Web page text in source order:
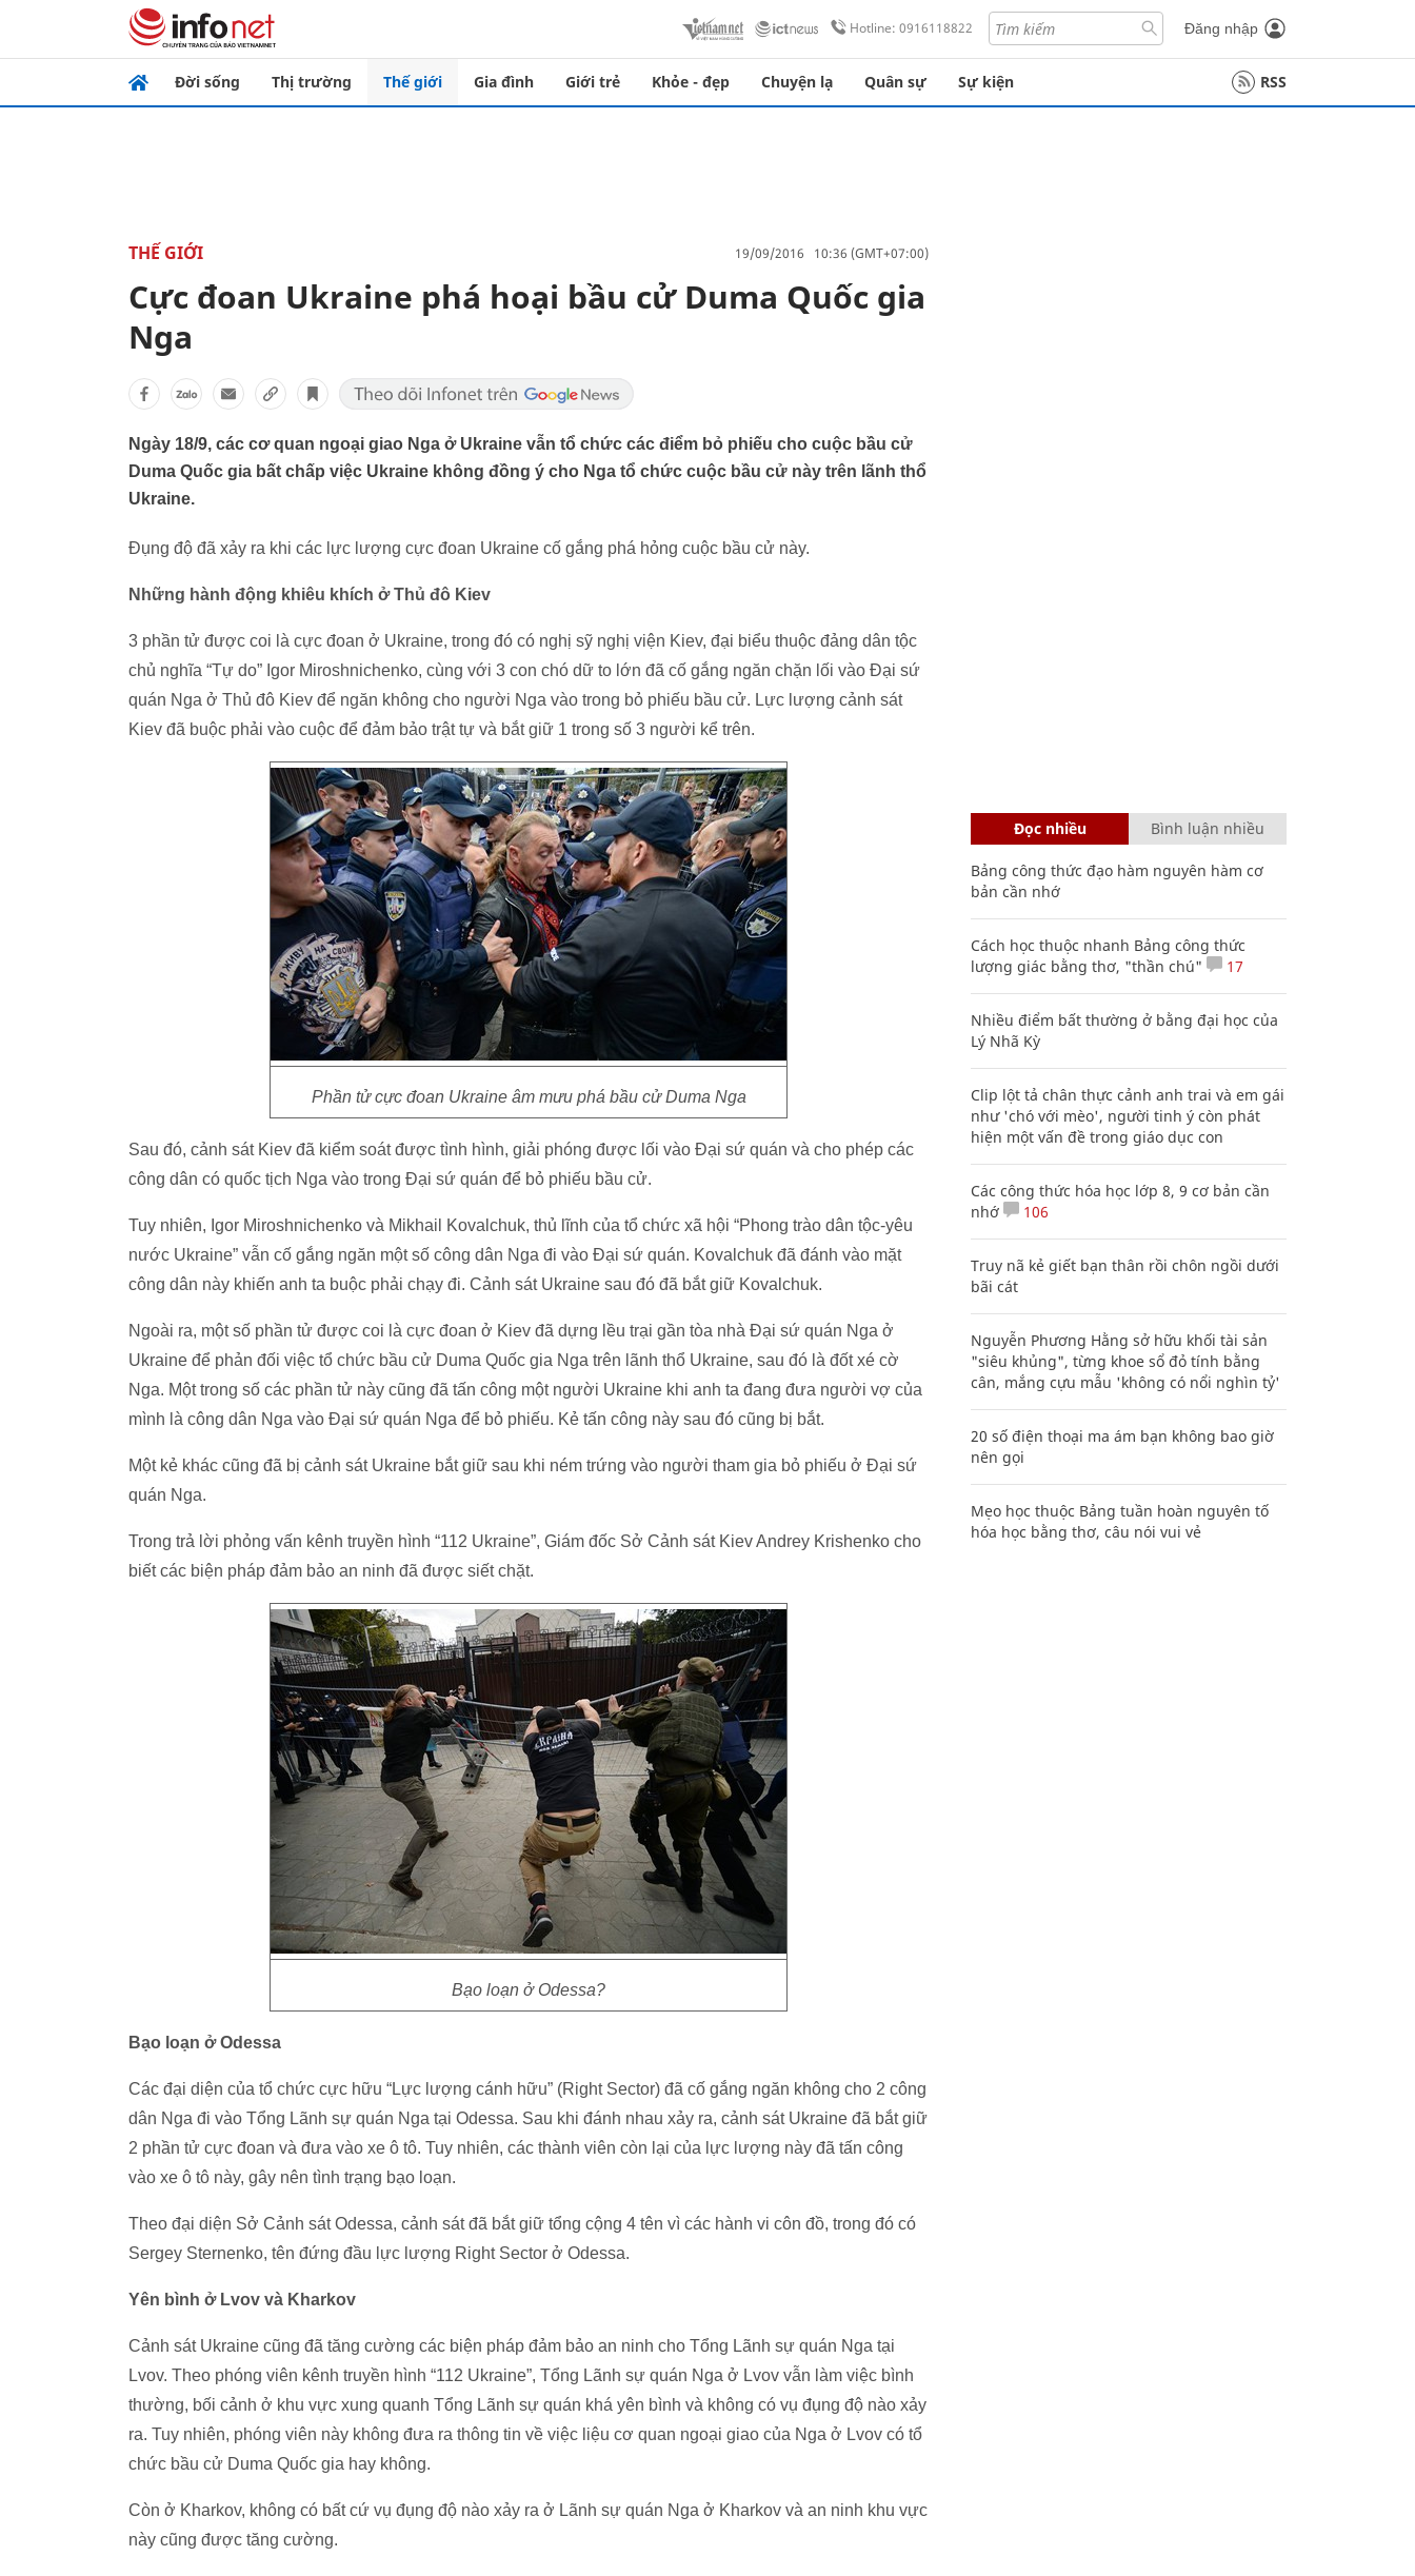
Hotline: 0916118822 Đăng nhập
Đời sống Thị trường Thế giới Gia đình Giới trẻ Khỏe - đẹp Chuyện lạ Quân sự Sự kiện RSS
THẾ GIỚI 19/09/2016 10:36 (GMT+07:00)
Cực đoan Ukraine phá hoại bầu cử Duma Quốc gia
Nga
Ngày 18/9, các cơ quan ngoại giao Nga ở Ukraine vẫn tổ chức các điểm bỏ phiếu cho cuộc bầu cử
Duma Quốc gia bất chấp việc Ukraine không đồng ý cho Nga tổ chức cuộc bầu cử này trên lãnh thổ
Ukraine.
Đụng độ đã xảy ra khi các lực lượng cực đoan Ukraine cố gắng phá hỏng cuộc bầu cử này.
Những hành động khiêu khích ở Thủ đô Kiev
3 phần tử được coi là cực đoan ở Ukraine, trong đó có nghị sỹ nghị viện Kiev, đại biểu thuộc đảng dân tộc
chủ nghĩa “Tự do” Igor Miroshnichenko, cùng với 3 con chó dữ to lớn đã cố gắng ngăn chặn lối vào Đại sứ
quán Nga ở Thủ đô Kiev để ngăn không cho người Nga vào trong bỏ phiếu bầu cử. Lực lượng cảnh sát
Kiev đã buộc phải vào cuộc để đảm bảo trật tự và bắt giữ 1 trong số 3 người kể trên.
Phần tử cực đoan Ukraine âm mưu phá bầu cử Duma Nga
Sau đó, cảnh sát Kiev đã kiểm soát được tình hình, giải phóng được lối vào Đại sứ quán và cho phép các
công dân có quốc tịch Nga vào trong Đại sứ quán để bỏ phiếu bầu cử.
Tuy nhiên, Igor Miroshnichenko và Mikhail Kovalchuk, thủ lĩnh của tổ chức xã hội “Phong trào dân tộc-yêu
nước Ukraine” vẫn cố gắng ngăn một số công dân Nga đi vào Đại sứ quán. Kovalchuk đã đánh vào mặt
công dân này khiến anh ta buộc phải chạy đi. Cảnh sát Ukraine sau đó đã bắt giữ Kovalchuk.
Ngoài ra, một số phần tử được coi là cực đoan ở Kiev đã dựng lều trại gần tòa nhà Đại sứ quán Nga ở
Ukraine để phản đối việc tổ chức bầu cử Duma Quốc gia Nga trên lãnh thổ Ukraine, sau đó là đốt xé cờ
Nga. Một trong số các phần tử này cũng đã tấn công một người Ukraine khi anh ta đang đưa người vợ của
mình là công dân Nga vào Đại sứ quán Nga để bỏ phiếu. Kẻ tấn công này sau đó cũng bị bắt.
Một kẻ khác cũng đã bị cảnh sát Ukraine bắt giữ sau khi ném trứng vào người tham gia bỏ phiếu ở Đại sứ
quán Nga.
Trong trả lời phỏng vấn kênh truyền hình “112 Ukraine”, Giám đốc Sở Cảnh sát Kiev Andrey Krishenko cho
biết các biện pháp đảm bảo an ninh đã được siết chặt.
Bạo loạn ở Odessa?
Bạo loạn ở Odessa
Các đại diện của tổ chức cực hữu “Lực lượng cánh hữu” (Right Sector) đã cố gắng ngăn không cho 2 công
dân Nga đi vào Tổng Lãnh sự quán Nga tại Odessa. Sau khi đánh nhau xảy ra, cảnh sát Ukraine đã bắt giữ
2 phần tử cực đoan và đưa vào xe ô tô. Tuy nhiên, các thành viên còn lại của lực lượng này đã tấn công
vào xe ô tô này, gây nên tình trạng bạo loạn.
Theo đại diện Sở Cảnh sát Odessa, cảnh sát đã bắt giữ tổng cộng 4 tên vì các hành vi côn đồ, trong đó có
Sergey Sternenko, tên đứng đầu lực lượng Right Sector ở Odessa.
Yên bình ở Lvov và Kharkov
Cảnh sát Ukraine cũng đã tăng cường các biện pháp đảm bảo an ninh cho Tổng Lãnh sự quán Nga tại
Lvov. Theo phóng viên kênh truyền hình “112 Ukraine”, Tổng Lãnh sự quán Nga ở Lvov vẫn làm việc bình
thường, bối cảnh ở khu vực xung quanh Tổng Lãnh sự quán khá yên bình và không có vụ đụng độ nào xảy
ra. Tuy nhiên, phóng viên này không đưa ra thông tin về việc liệu cơ quan ngoại giao của Nga ở Lvov có tổ
chức bầu cử Duma Quốc gia hay không.
Còn ở Kharkov, không có bất cứ vụ đụng độ nào xảy ra ở Lãnh sự quán Nga ở Kharkov và an ninh khu vực
này cũng được tăng cường.
Đọc nhiều Bình luận nhiều
Bảng công thức đạo hàm nguyên hàm cơ
bản cần nhớ
Cách học thuộc nhanh Bảng công thức
lượng giác bằng thơ, "thần chú"
17
Nhiều điểm bất thường ở bằng đại học của
Lý Nhã Kỳ
Clip lột tả chân thực cảnh anh trai và em gái
như 'chó với mèo', người tinh ý còn phát
hiện một vấn đề trong giáo dục con
Các công thức hóa học lớp 8, 9 cơ bản cần
nhớ
106
Truy nã kẻ giết bạn thân rồi chôn ngồi dưới
bãi cát
Nguyễn Phương Hằng sở hữu khối tài sản
"siêu khủng", từng khoe sổ đỏ tính bằng
cân, mắng cựu mẫu 'không có nổi nghìn tỷ'
20 số điện thoại ma ám bạn không bao giờ
nên gọi
Mẹo học thuộc Bảng tuần hoàn nguyên tố
hóa học bằng thơ, câu nói vui vẻ